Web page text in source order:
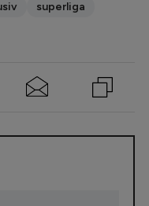
superliga